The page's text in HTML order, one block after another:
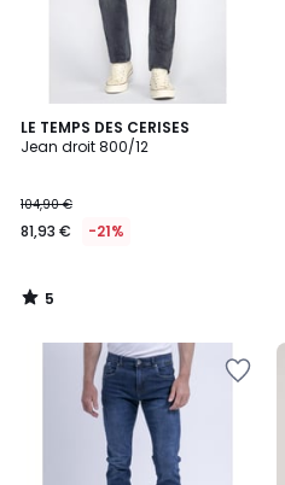
LE TEMPS DES CERISES
Jean droit 800/12
104,90 €
81,93 € -21%
5
/
5
/